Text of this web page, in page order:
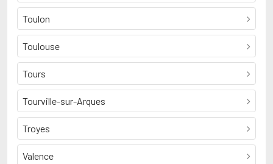
Toulon
Toulouse
Tours
Tourville-sur-Arques
Troyes
Valence